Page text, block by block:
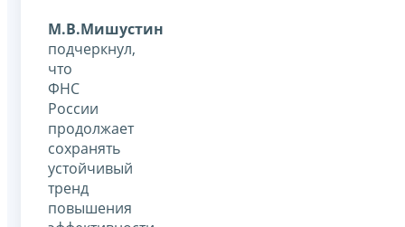
М.В.Мишустин
подчеркнул,
что
ФНС
России
продолжает
сохранять
устойчивый
тренд
повышения